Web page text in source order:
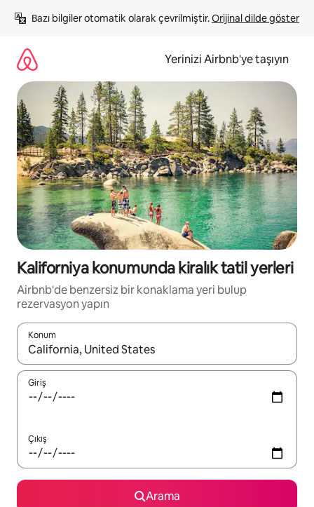
atla
Bazı bilgiler otomatik olarak çevrilmiştir. Orijinal dilde göster
Yerinizi Airbnb'ye taşıyın
Kaliforniya konumunda kiralık tatil yerleri
Airbnb'de benzersiz bir konaklama yeri bulup
rezervasyon yapın
Konum
Sonuçlar kullanılabilir olduğunda yukarı ve aşağı oklarıyla
Giriş
Çıkış
Arama